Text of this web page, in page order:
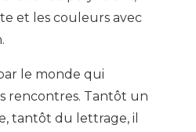
et les couleurs avec
le monde qui
rencontres. Tantôt un
tantôt du lettrage, il